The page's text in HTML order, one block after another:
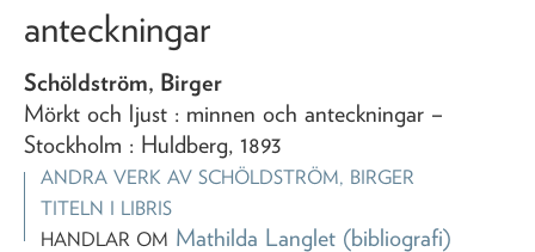
anteckningar
Schöldström, Birger
Mörkt och ljust : minnen och anteckningar –
Stockholm : Huldberg, 1893
ANDRA VERK AV SCHÖLDSTRÖM, BIRGER
TITELN I LIBRIS
HANDLAR OM Mathilda Langlet (bibliografi)